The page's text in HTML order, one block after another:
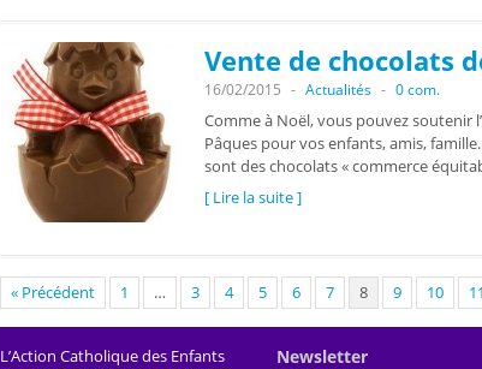
Vente de chocolats
16/02/2015 - Actualités - 0 com.
Comme à Noël, vous pouvez soutenir
Pâques pour vos enfants, amis,
sont des chocolats « commerce
[ Lire la suite ]
« Précédent 1 … 3 4 5 6 7 8 9 10 11
L’Action Catholique des Enfants
Newsletter